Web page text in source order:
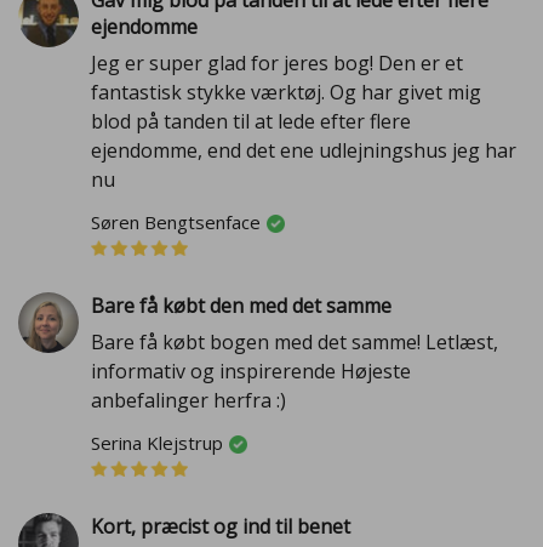
ejendomme
Jeg er super glad for jeres bog! Den er et
fantastisk stykke værktøj. Og har givet mig
blod på tanden til at lede efter flere
ejendomme, end det ene udlejningshus jeg har
nu
Søren Bengtsenface
Bare få købt den med det samme
Bare få købt bogen med det samme! Letlæst,
informativ og inspirerende Højeste
anbefalinger herfra :)
Serina Klejstrup
Kort, præcist og ind til benet